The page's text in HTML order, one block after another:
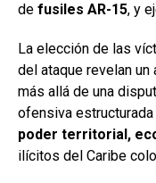
de fusiles AR-15, y
La elección de las
del ataque revelan un
más allá de una
ofensiva
poder territorial,
ilícitos del Caribe